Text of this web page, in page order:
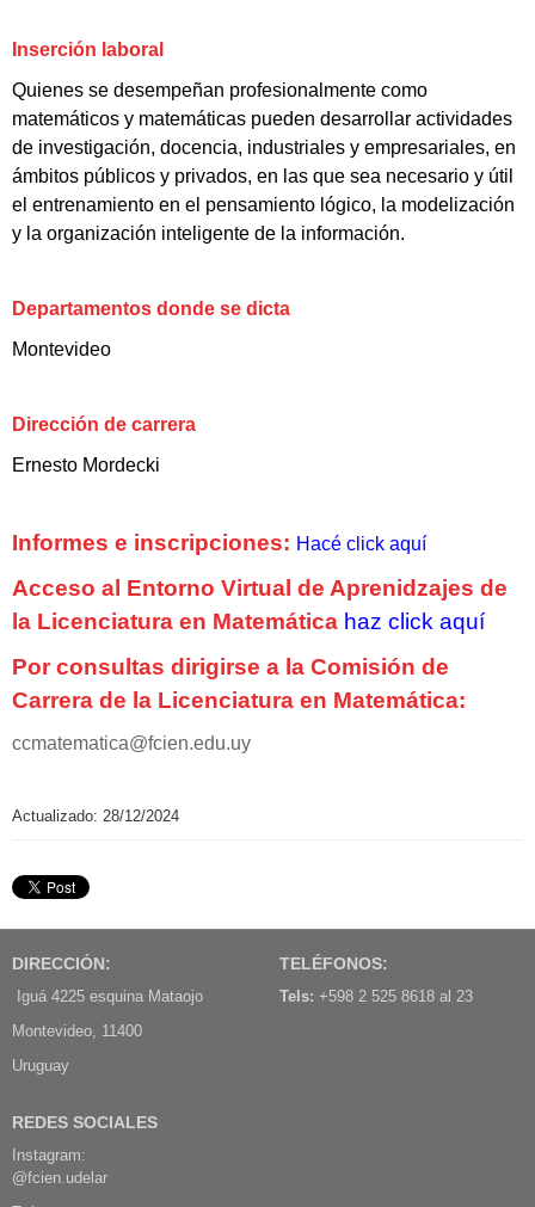
Inserción laboral
Quienes se desempeñan profesionalmente como
matemáticos y matemáticas pueden desarrollar actividades
de investigación, docencia, industriales y empresariales, en
ámbitos públicos y privados, en las que sea necesario y útil
el entrenamiento en el pensamiento lógico, la modelización
y la organización inteligente de la información.
Departamentos donde se dicta
Montevideo
Dirección de carrera
Ernesto Mordecki
Informes e inscripciones: Hacé click aquí
Acceso al Entorno Virtual de Aprenidzajes de
la Licenciatura en Matemática haz click aquí
Por consultas dirigirse a la Comisión de
Carrera de la Licenciatura en Matemática:
ccmatematica@fcien.edu.uy
Actualizado: 28/12/2024
DIRECCIÓN:
Iguá 4225 esquina Mataojo
Montevideo, 11400
Uruguay
TELÉFONOS:
Tels: +598 2 525 8618 al 23
REDES SOCIALES
Instagram:
@fcien.udelar